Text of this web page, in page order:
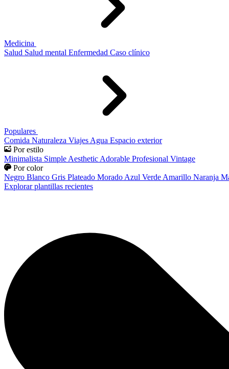
Medicina
Salud Salud mental Enfermedad Caso clínico
Populares
Comida Naturaleza Viajes Agua Espacio exterior
Por estilo
Minimalista Simple Aesthetic Adorable Profesional Vintage
Por color
Negro Blanco Gris Plateado Morado Azul Verde Amarillo Naranja
Explorar plantillas recientes